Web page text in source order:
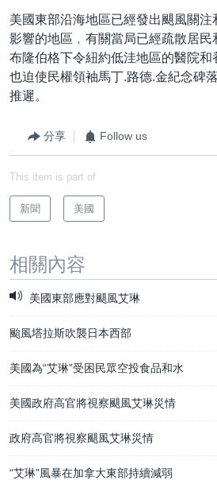
美國東部沿海地區已經發出颶風關
影響的地區﹐有關當局已經疏散居
布隆伯格下令紐約低洼地區的醫院
也迫使民權領袖馬丁.路德.金紀念碑
推遲。
分享 Follow us
This item is part of
新聞 美國
相關內容
美國東部應對颶風艾琳
颱風塔拉斯吹襲日本西部
美國為“艾琳”受困民眾空投食品和水
美國政府高官將視察颶風艾琳災情
政府高官將視察颶風艾琳災情
“艾琳”風暴在加拿大東部持續減弱